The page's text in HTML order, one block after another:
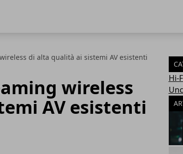
di alta qualità ai sistemi AV esistenti
wireless
AV esistenti
Hi-